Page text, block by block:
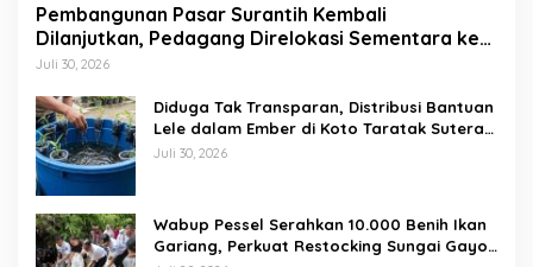
Pembangunan Pasar Surantih Kembali
Dilanjutkan, Pedagang Direlokasi Sementara ke
Lapangan Gadih Basanai
Juli 30, 2026
Diduga Tak Transparan, Distribusi Bantuan
Lele dalam Ember di Koto Taratak Sutera
Tuai Sorotan Warga
Juli 30, 2026
Wabup Pessel Serahkan 10.000 Benih Ikan
Gariang, Perkuat Restocking Sungai Gayo